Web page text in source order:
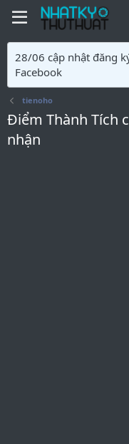
28/06 cập nhật đăng
Facebook
tienoho
Điểm Thành Tích
nhận